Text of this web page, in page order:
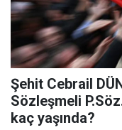
Şehit Cebrail
Sözleşmeli
kaç yaşında?